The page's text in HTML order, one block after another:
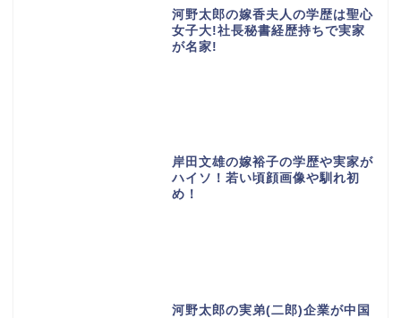
河野太郎の嫁香夫人の学歴は聖心
女子大!社長秘書経歴持ちで実家
が名家!
岸田文雄の嫁裕子の学歴や実家が
ハイソ！若い頃顔画像や馴れ初
め！
河野太郎の実弟(二郎)企業が中国